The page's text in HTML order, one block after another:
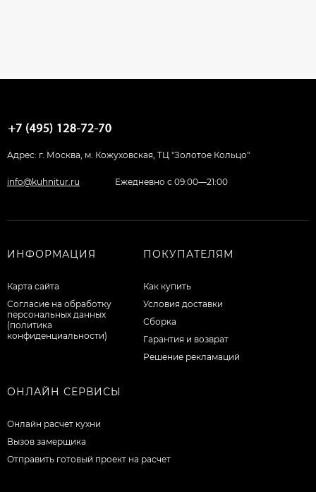
Адрес: г. Москва, м. Кожуховская, ТЦ "Золотое Кольцо"
info@kuhnitur.ru Ежедневно с 09:00—21:00
ИНФОРМАЦИЯ
Карта сайта
Согласие на обработку
персональных данных
(политика
конфиденциальности)
ПОКУПАТЕЛЯМ
Как купить
Условия доставки
Сборка
Гарантия и возврат
Решение рекламаций
ОНЛАЙН СЕРВИСЫ
Онлайн расчет кухни
Вызов замерщика
Отправить готовый проект на расчет